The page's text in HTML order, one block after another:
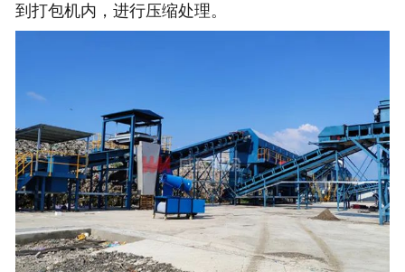
到打包机内，进行压缩处理。